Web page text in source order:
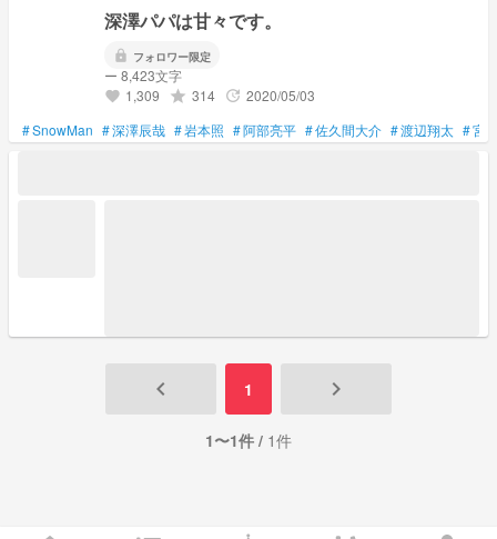
深澤パパは甘々です。
lock フォロワー限定
ー 8,423文字
favorite 1,309 grade 314 update 2020/05/03
#SnowMan #深澤辰哉 #岩本照 #阿部亮平 #佐久間大介 #渡辺翔太 #宮
keyboard_arrow_left 1 keyboard_arrow_right
1〜1件 / 1件